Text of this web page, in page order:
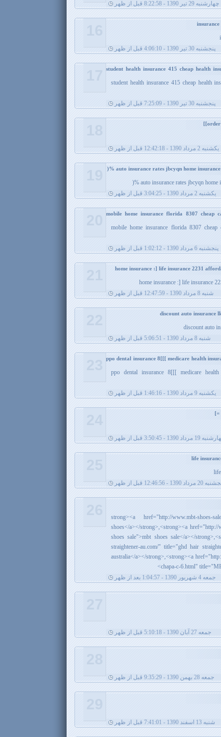
چهارشنبه 29 تیر 1390 - 8:22:58 قبل از ظهر
پنجشنبه 30 تیر 1390 - 4:06:10 قبل از ظهر
student health insurance 415 cheap health
student health insurance 415 cheap health
پنجشنبه 30 تیر 1390 - 7:25:09 قبل از ظهر
يکشنبه 2 مرداد 1390 - 12:42:18 قبل از ظهر
auto insurance rates jbcyqn home
يکشنبه 2 مرداد 1390 - 3:04:25 قبل از ظهر
mobile home insurance florida 8307 cheap
mobile home insurance florida 8307 cheap
پنجشنبه 6 مرداد 1390 - 1:02:12 قبل از ظهر
home insurance :] life insurance
شنبه 8 مرداد 1390 - 12:47:59 قبل از ظهر
discount auto
شنبه 8 مرداد 1390 - 5:06:51 قبل از ظهر
ppo dental insurance 8[[[ medicare health
ppo dental insurance 8[[[ medicare
يکشنبه 9 مرداد 1390 - 1:46:16 قبل از ظهر
19 مرداد 1390 - 3:50:45 قبل از ظهر
مرداد 1390 - 12:46:56 قبل از ظهر
<strong><a href="http://www.mbt-
shoes</a></strong>,<strong><a
shoes sale">mbt shoes sale</a></
straightener-au.com/" title="ghd hair
australia</a></strong>,<strong><a
chapa-c-6.html"
جمعه 4 شهریور 1390 - 1:04:57 بعد از ظهر
جمعه 27 آبان 1390 - 5:10:18 قبل از ظهر
جمعه 28 بهمن 1390 - 9:35:29 قبل از ظهر
شنبه 13 اسفند 1390 - 7:41:01 قبل از ظهر